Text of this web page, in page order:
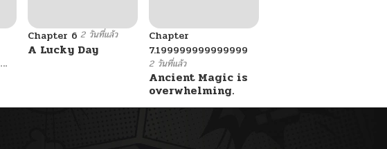
Chapter 6 2 วันที่แล้ว
A Lucky Day
Chapter
7.199999999999999
2 วันที่แล้ว
Ancient Magic is
overwhelming.